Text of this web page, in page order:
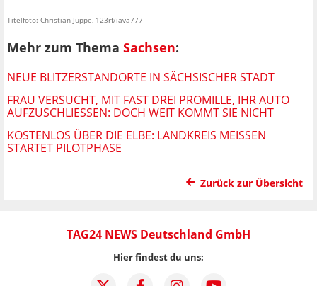
Titelfoto: Christian Juppe, 123rf/iava777
Mehr zum Thema Sachsen:
NEUE BLITZERSTANDORTE IN SÄCHSISCHER STADT
FRAU VERSUCHT, MIT FAST DREI PROMILLE, IHR AUTO
AUFZUSCHLIESSEN: DOCH WEIT KOMMT SIE NICHT
KOSTENLOS ÜBER DIE ELBE: LANDKREIS MEISSEN S
TARTET PILOTPHASE
Zurück zur Übersicht
TAG24 NEWS Deutschland GmbH
Hier findest du uns: